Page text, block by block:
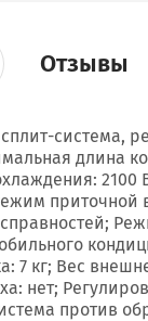
Отзывы
система,
длина
2100
7 кг; Вес
нет;
против